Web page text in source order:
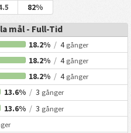
82%
mål - Full-Tid
18.2% / 4 gånger
18.2% / 4 gånger
18.2% / 4 gånger
13.6% /3 gånger
13.6% /3 gånger